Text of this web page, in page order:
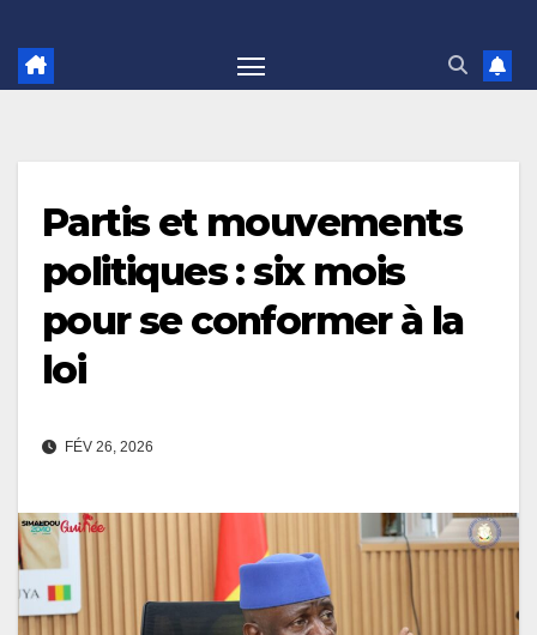
Partis et mouvements
politiques : six mois
pour se conformer à la
loi
FÉV 26, 2026